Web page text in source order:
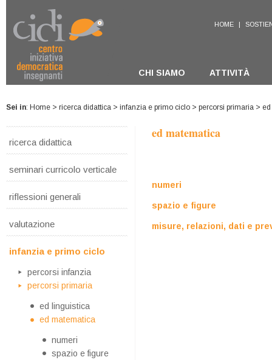
HOME |
CHI SIAMO ATTIVITÀ
Sei in: Home > ricerca didattica > infanzia e primo ciclo > percorsi primaria >
ricerca didattica
seminari curricolo verticale
riflessioni generali
valutazione
infanzia e primo ciclo
percorsi infanzia
percorsi primaria
ed linguistica
ed matematica
numeri
spazio e figure
ed matematica
numeri
spazio e figure
misure, relazioni, dati e